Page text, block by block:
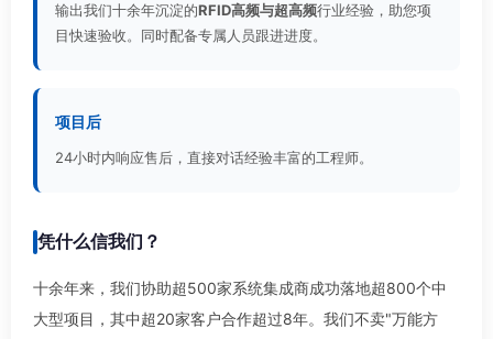
输出我们十余年沉淀的RFID高频与超高频行业经验，助您项
目快速验收。同时配备专属人员跟进进度。
项目后
24小时内响应售后，直接对话经验丰富的工程师。
凭什么信我们？
十余年来，我们协助超500家系统集成商成功落地超800个中
大型项目，其中超20家客户合作超过8年。我们不卖"万能方